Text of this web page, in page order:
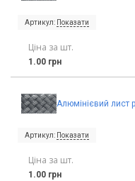
Артикул: Показати
Ціна за шт.
1.00 грн
Алюмінієвий лист
Артикул: Показати
Ціна за шт.
1.00 грн